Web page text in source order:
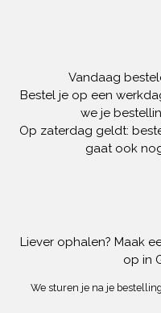
Vandaag
Bestel je op een
we je
Op zaterdag geldt:
gaat ook
Liever ophalen? Maak
op in
We sturen je na je